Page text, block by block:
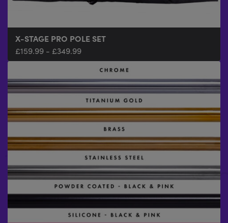
X-STAGE PRO POLE SET
£159.99 - £349.99